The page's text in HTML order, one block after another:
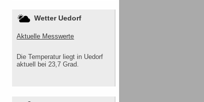
Wetter Uedorf
Aktuelle Messwerte
Die Temperatur liegt in Uedorf
aktuell bei 23,7 Grad.